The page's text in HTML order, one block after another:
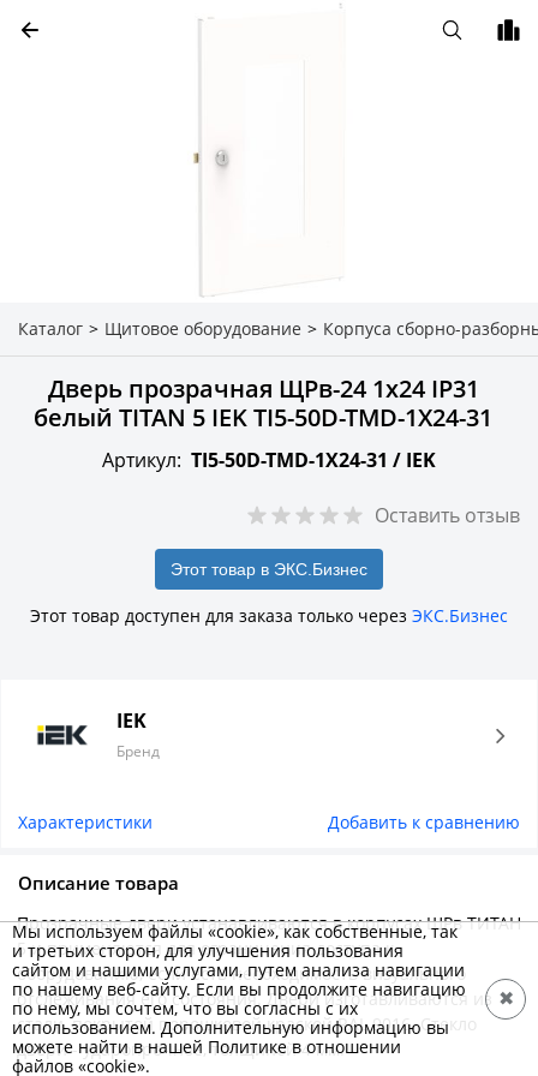
Каталог > Щитовое оборудование > Корпуса сборно-
Дверь прозрачная ЩРв-24 1х24 IP31
белый TITAN 5 IEK TI5-50D-TMD-1X24-31
Артикул: TI5-50D-TMD-1X24-31 / IEK
Оставить отзыв
Этот товар в ЭКС.Бизнес
Этот товар доступен для заказа только через ЭКС.Бизнес
IEK
Бренд
Характеристики Добавить к сравнению
Описание товара
Прозрачные двери устанавливаются в корпусах ЩРв ТИТАН
5 и применяются для ограничения доступа к
оборудованию, если есть необходимость визуального
отслеживания его состояния. Двери изготавливаются из
стали, покрытой порошковой краской RAL 9016. Стекло
двери - ударопрочное, толщиной 4 мм.
Мы используем файлы «cookie», как собственные, так
и третьих сторон, для улучшения пользования
сайтом и нашими услугами, путем анализа навигации
по нашему веб-сайту. Если вы продолжите навигацию
по нему, мы сочтем, что вы согласны с их
использованием. Дополнительную информацию вы
можете найти в нашей Политике в отношении
файлов «cookie».
✖